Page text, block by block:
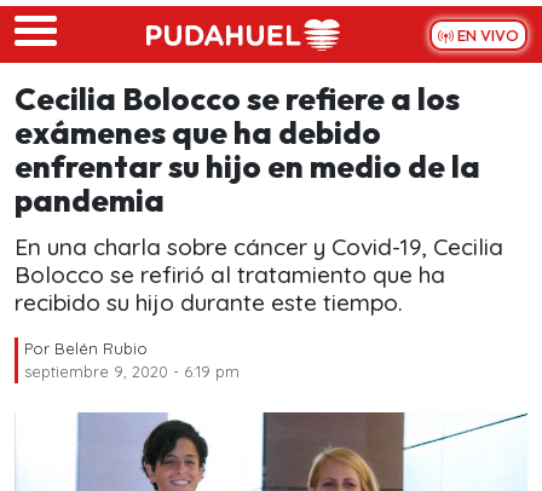
Skip to main content
EN VIVO
Cecilia Bolocco se refiere a los
exámenes que ha debido
enfrentar su hijo en medio de la
pandemia
En una charla sobre cáncer y Covid-19, Cecilia
Bolocco se refirió al tratamiento que ha
recibido su hijo durante este tiempo.
Por Belén Rubio
septiembre 9, 2020 - 6:19 pm